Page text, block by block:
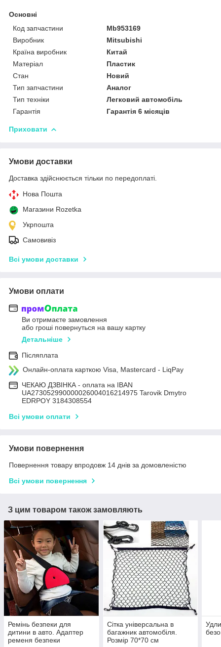
Основні
Код запчастини
Mb953169
Виробник
Mitsubishi
Країна виробник
Китай
Матеріал
Пластик
Стан
Новий
Тип запчастини
Аналог
Тип техніки
Легковий автомобіль
Гарантія
Гарантія 6 місяців
Приховати
Умови доставки
Доставка здійснюється тільки по передоплаті.
Нова Пошта
Магазини Rozetka
Укрпошта
Самовивіз
Всі умови доставки
Умови оплати
Ви отримаєте замовлення
або гроші повернуться на вашу картку
Детальніше
Післяплата
Онлайн-оплата карткою Visa, Mastercard - LiqPay
ЧЕКАЮ ДЗВІНКА - оплата на IBAN
UA273052990000026004016214975 Tarovik Dmytro
EDRPOY 3184308554
Всі умови оплати
Умови повернення
Повернення товару впродовж 14 днів за домовленістю
Всі умови повернення
З цим товаром також замовляють
Ремінь безпеки для
дитини в авто. Адаптер
ременя безпеки
Сітка універсальна в
багажник автомобіля.
Розмір 70*70 см